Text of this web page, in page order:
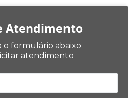
Atendimento
o formulário abaixo
atendimento